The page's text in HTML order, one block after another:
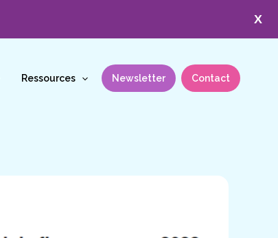
X
Ressources Newsletter Contact